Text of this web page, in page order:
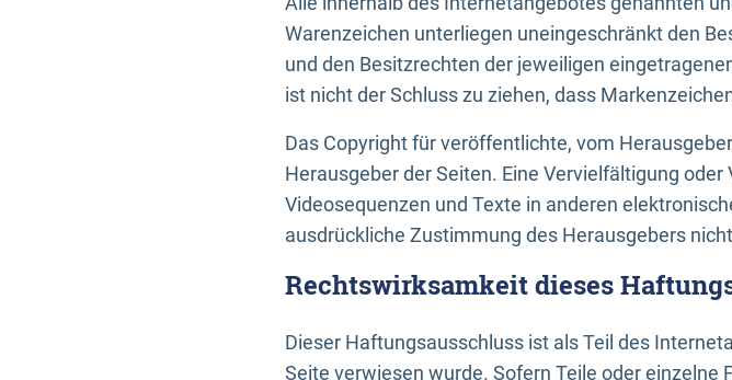
Warenzeichen unterliegen uneingeschränkt den
und den Besitzrechten der jeweiligen
ist nicht der Schluss zu ziehen, dass
Das Copyright für veröffentlichte, vom
Herausgeber der Seiten. Eine Vervielfältigung
Videosequenzen und Texte in anderen
ausdrückliche Zustimmung des Herausgebers
Rechtswirksamkeit dieses
Dieser Haftungsausschluss ist als Teil des
Seite verwiesen wurde. Sofern Teile oder einzelne